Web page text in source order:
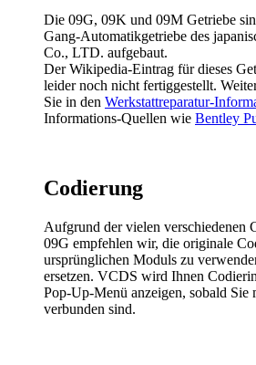
Die 09G, 09K und 09M Getriebe
Gang-Automatikgetriebe des
Co., LTD. aufgebaut.
Der Wikipedia-Eintrag für dieses
leider noch nicht fertiggestellt.
Sie in den Werkstattreparatur-
Informations-Quellen wie Bentley
Codierung
Aufgrund der vielen verschiedenen
09G empfehlen wir, die originale
ursprünglichen Moduls zu
ersetzen. VCDS wird Ihnen
Pop-Up-Menü anzeigen, sobald Sie
verbunden sind.